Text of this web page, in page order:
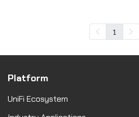
1
Platform
UniFi Ecosystem